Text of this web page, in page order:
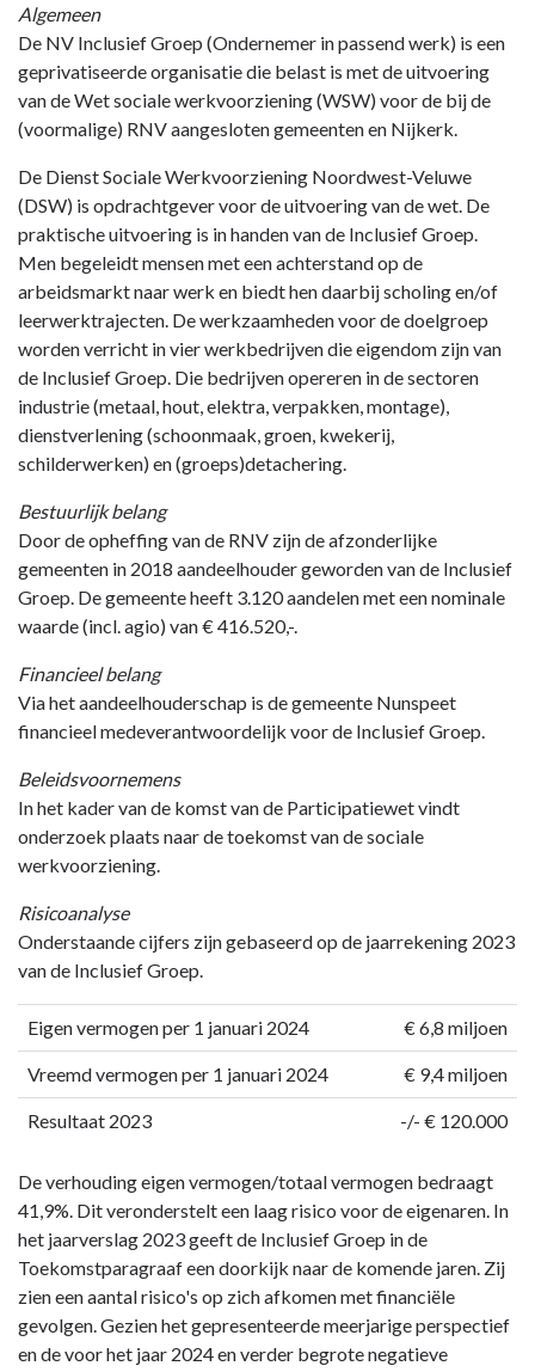
Jaarverslag
Paragraaf
Verbonden
partijen
NV
Inclusief
Groep
Algemeen
De NV Inclusief Groep (Ondernemer in passend werk) is een
geprivatiseerde organisatie die belast is met de uitvoering
van de Wet sociale werkvoorziening (WSW) voor de bij de
(voormalige) RNV aangesloten gemeenten en Nijkerk.
De Dienst Sociale Werkvoorziening Noordwest-Veluwe
(DSW) is opdrachtgever voor de uitvoering van de wet. De
praktische uitvoering is in handen van de Inclusief Groep.
Men begeleidt mensen met een achterstand op de
arbeidsmarkt naar werk en biedt hen daarbij scholing en/of
leerwerktrajecten. De werkzaamheden voor de doelgroep
worden verricht in vier werkbedrijven die eigendom zijn van
de Inclusief Groep. Die bedrijven opereren in de sectoren
industrie (metaal, hout, elektra, verpakken, montage),
dienstverlening (schoonmaak, groen, kwekerij,
schilderwerken) en (groeps)detachering.
Bestuurlijk belang
Door de opheffing van de RNV zijn de afzonderlijke
gemeenten in 2018 aandeelhouder geworden van de Inclusief
Groep. De gemeente heeft 3.120 aandelen met een nominale
waarde (incl. agio) van € 416.520,-.
Financieel belang
Via het aandeelhouderschap is de gemeente Nunspeet
financieel medeverantwoordelijk voor de Inclusief Groep.
Beleidsvoornemens
In het kader van de komst van de Participatiewet vindt
onderzoek plaats naar de toekomst van de sociale
werkvoorziening.
Risicoanalyse
Onderstaande cijfers zijn gebaseerd op de jaarrekening 2023
van de Inclusief Groep.
Eigen vermogen per 1 januari 2024 € 6,8 miljoen
Vreemd vermogen per 1 januari 2024 € 9,4 miljoen
Resultaat 2023 -/- € 120.000
De verhouding eigen vermogen/totaal vermogen bedraagt
41,9%. Dit veronderstelt een laag risico voor de eigenaren. In
het jaarverslag 2023 geeft de Inclusief Groep in de
Toekomstparagraaf een doorkijk naar de komende jaren. Zij
zien een aantal risico's op zich afkomen met financiële
gevolgen. Gezien het gepresenteerde meerjarige perspectief
en de voor het jaar 2024 en verder begrote negatieve